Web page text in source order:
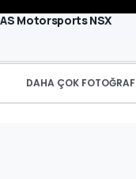
Motorsports NSX
DAHA ÇOK FOTOĞRAF